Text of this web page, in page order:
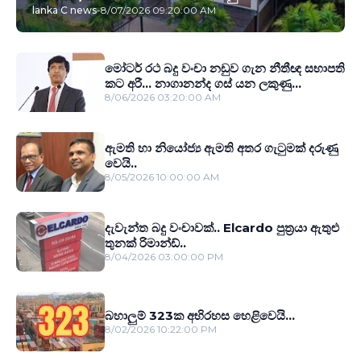
lanka C news-8/07/2026 09:20:00 AM
මෝටර් රථ බදු වංචා නඩුව ගැන නීතීඥ සභාපති
කට අරී... නාගානන්ද ගස් යන ලකුණු...
8/06/2026 03:20:00 AM
ඇමති හා නියෝජ්‍ය ඇමති අතර ගැටුමක් දරුණු
වෙයි..
8/05/2026 10:00:00 AM
දැවැන්ත බදු වංචාවක්.. Elcardo පුත‍්‍රයා ඇතුළු
තුනක් රිමාන්ඩ්..
8/04/2026 03:00:00 PM
බහාලුම් 323ක අභිරහස හෙළිවෙයි...
8/02/2026 10:22:00 PM